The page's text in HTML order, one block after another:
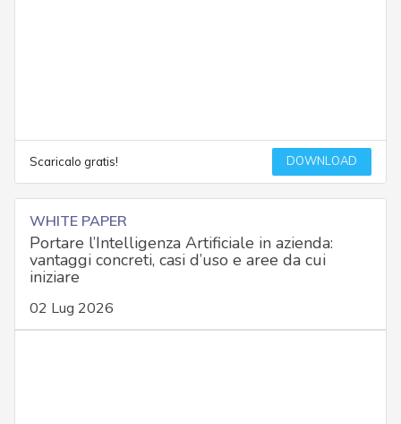
Scaricalo gratis! DOWNLOAD
WHITE PAPER
Portare l’Intelligenza Artificiale in azienda:
vantaggi concreti, casi d’uso e aree da cui
iniziare
02 Lug 2026